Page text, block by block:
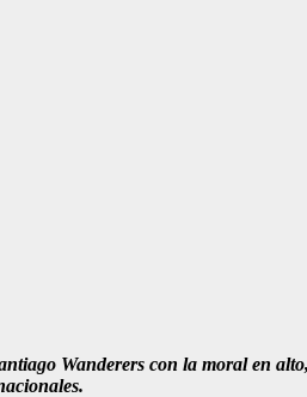
Wanderers con la moral en